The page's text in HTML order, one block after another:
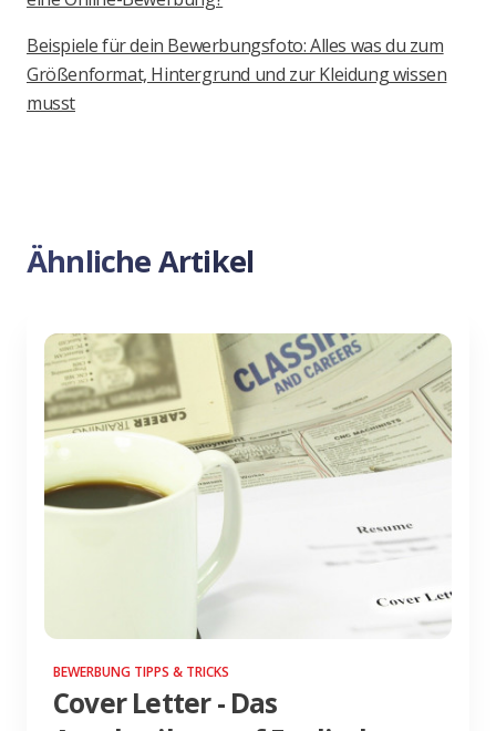
Beispiele für dein Bewerbungsfoto: Alles was du zum
Größenformat, Hintergrund und zur Kleidung wissen
musst
Ähnliche Artikel
BEWERBUNG TIPPS & TRICKS
Cover Letter - Das